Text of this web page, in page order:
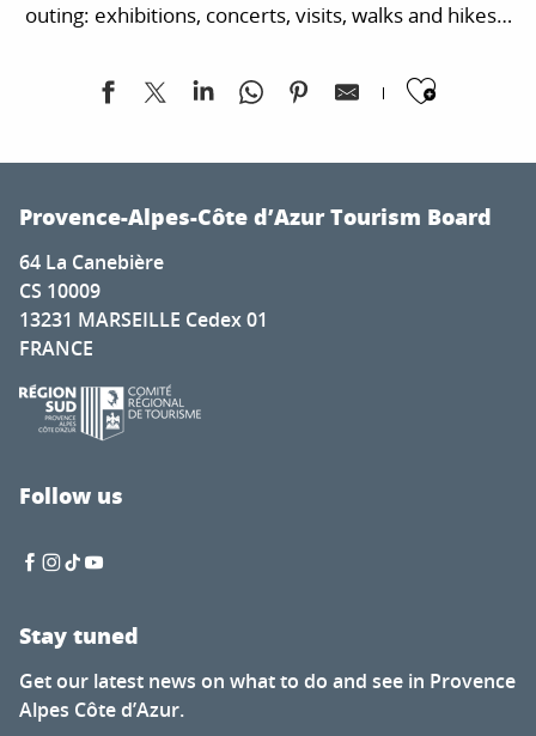
outing: exhibitions, concerts, visits, walks and hikes…
Boutique Estivale "L’Été à L’Étage"
Fête de la Saint Laurent à Ristolas
Vide greniers dans le vieux village de Serres
9e édition de Laja-Vide-Greniers
Boating Season
Temporary exhibition at the Ecrins National Park
Masses and celebrations in Queyras
Spectacle de cascades et Monster-truck - Danglade
Coeur de Cigale : Visite guidée
Le Palais raconté aux petits et aux grands
Provence-Alpes-Côte d’Azur Tourism Board
64 La Canebière
CS 10009
13231 MARSEILLE Cedex 01
FRANCE
Follow us
Stay tuned
Get our latest news on what to do and see in Provence
Alpes Côte d’Azur.